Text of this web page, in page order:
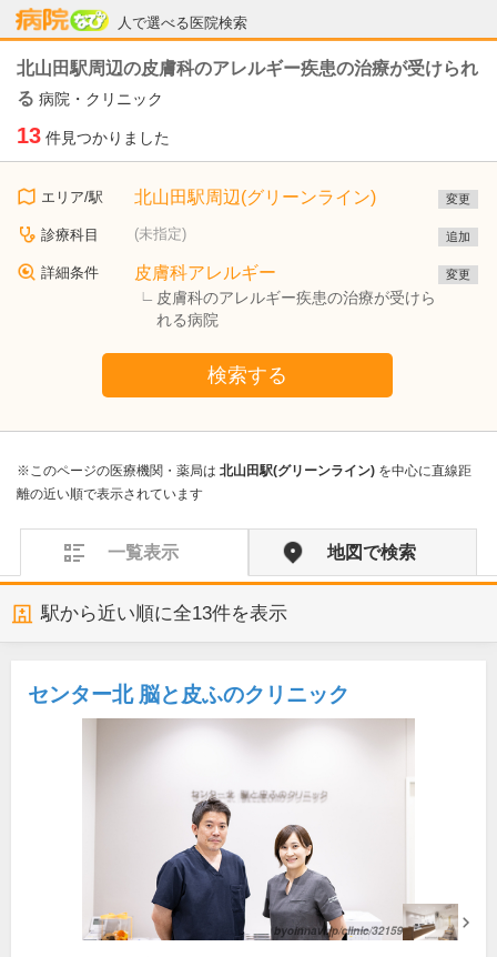
人で選べる医院検索
病院なび
北山田駅周辺の皮膚科のアレルギー疾患の治療が受けられ
る 病院・クリニック
13 件見つかりました
エリア/駅 北山田駅周辺(グリーンライン) 変更
診療科目 (未指定) 追加
詳細条件 皮膚科アレルギー
皮膚科のアレルギー疾患の治療が受けら
れる病院
変更
検索する
※このページの医療機関・薬局は 北山田駅(グリーンライン) を中心に直線距
離の近い順で表示されています
一覧表示 地図で検索
駅から近い順に全13件を表示
センター北 脳と皮ふのクリニック